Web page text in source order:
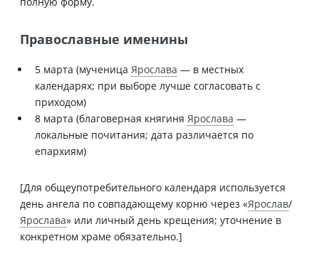
Православные именины
5 марта (мученица Ярослава — в местных
календарях; при выборе лучше согласовать с
приходом)
8 марта (благоверная княгиня Ярослава —
локальные почитания; дата различается по
епархиям)
[Для общеупотребительного календаря используется
день ангела по совпадающему корню через «Ярослав/
Ярослава» или личный день крещения; уточнение в
конкретном храме обязательно.]